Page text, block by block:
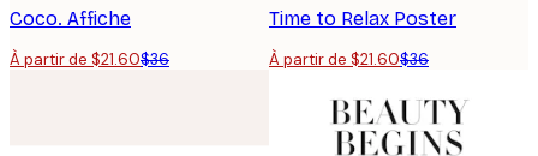
Coco. Affiche
À partir de $21.60$36
Time to Relax Poster
À partir de $21.60$36